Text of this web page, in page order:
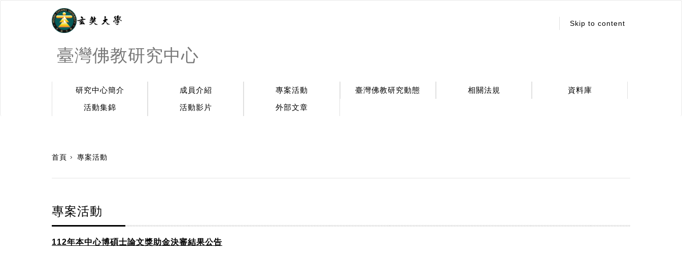
臺灣佛教研究中心
Skip to content
研究中心簡介 成員介紹 專案活動 臺灣佛教研究動態 相關法規
資料庫
活動集錦
活動影片 外部文章
首頁 專案活動
專案活動
112年本中心博碩士論文獎助金決審結果公告